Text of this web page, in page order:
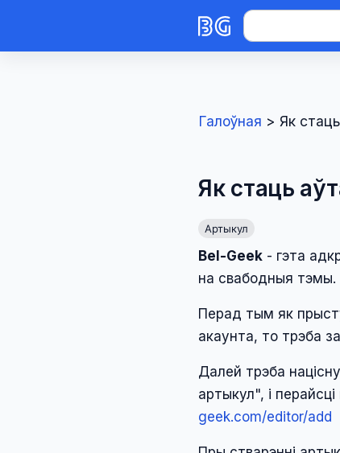
Галоўная > Як
Як стаць
Артыкул
Bel-Geek - гэта
на свабодныя тэмы.
Перад тым як
акаунта, то трэба
Далей трэба
артыкул", і
geek.com/editor/add